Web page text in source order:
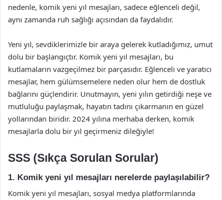
nedenle, komik yeni yıl mesajları, sadece eğlenceli değil,
aynı zamanda ruh sağlığı açısından da faydalıdır.
Yeni yıl, sevdiklerimizle bir araya gelerek kutladığımız, umut
dolu bir başlangıçtır. Komik yeni yıl mesajları, bu
kutlamaların vazgeçilmez bir parçasıdır. Eğlenceli ve yaratıcı
mesajlar, hem gülümsemelere neden olur hem de dostluk
bağlarını güçlendirir. Unutmayın, yeni yılın getirdiği neşe ve
mutluluğu paylaşmak, hayatın tadını çıkarmanın en güzel
yollarından biridir. 2024 yılına merhaba derken, komik
mesajlarla dolu bir yıl geçirmeniz dileğiyle!
SSS (Sıkça Sorulan Sorular)
1. Komik yeni yıl mesajları nerelerde paylaşılabilir?
Komik yeni yıl mesajları, sosyal medya platformlarında